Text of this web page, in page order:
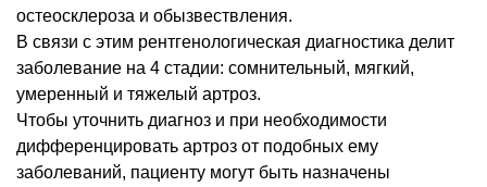
остеосклероза и обызвествления.
В связи с этим рентгенологическая диагностика делит
заболевание на 4 стадии: сомнительный, мягкий,
умеренный и тяжелый артроз.
Чтобы уточнить диагноз и при необходимости
дифференцировать артроз от подобных ему
заболеваний, пациенту могут быть назначены